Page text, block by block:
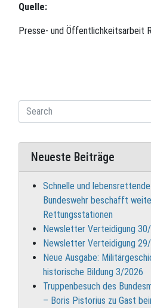
Quelle:
Presse- und Öffentlichkeitsarbeit
Neueste Beiträge
Schnelle und
Bundeswehr beschafft
Rettungsstationen
Newsletter Verteidigung
Newsletter Verteidigung
Neue Ausgabe:
historische Bildung 3/2026
Truppenbesuch des
– Boris Pistorius zu Gast